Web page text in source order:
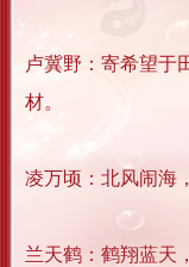
卢冀野：寄希望于
材。
凌万顷：北风闹海
兰天鹤：鹤翔蓝天